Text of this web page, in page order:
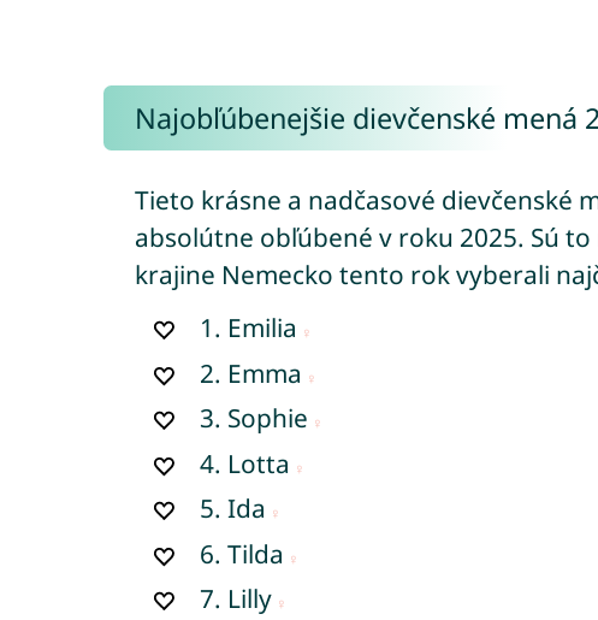
Najobľúbenejšie dievčenské mená
Tieto krásne a nadčasové dievčenské
absolútne obľúbené v roku 2025. Sú
krajine Nemecko tento rok vyberali
1. Emilia
2. Emma
3. Sophie
4. Lotta
5.Ida
6.Tilda
7. Lilly